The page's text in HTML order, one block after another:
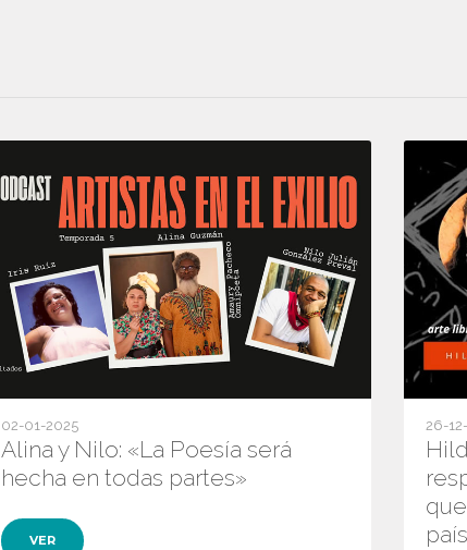
02-01-2025
Alina y Nilo: «La Poesía será
hecha en todas partes»
VER
26-